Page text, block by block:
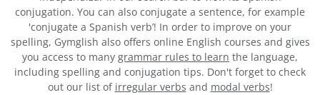
conjugation. You can also conjugate a sentence, for example
'conjugate a Spanish verb’! In order to improve on your
spelling, Gymglish also offers online English courses and gives
you access to many grammar rules to learn the language,
including spelling and conjugation tips. Don't forget to check
out our list of irregular verbs and modal verbs!